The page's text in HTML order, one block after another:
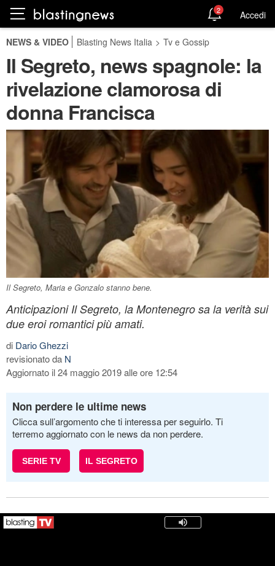
2 Accedi
NEWS & VIDEO Blasting News Italia > Tv e Gossip
Il Segreto, news spagnole: la
rivelazione clamorosa di
donna Francisca
Il Segreto, Maria e Gonzalo stanno bene.
Anticipazioni Il Segreto, la Montenegro sa la verità sui
due eroi romantici più amati.
di Dario Ghezzi
revisionato da N
Aggiornato il 24 maggio 2019 alle ore 12:54
Non perdere le ultime news
Clicca sull’argomento che ti interessa per seguirlo. Ti
terremo aggiornato con le news da non perdere.
SERIE TV IL SEGRETO